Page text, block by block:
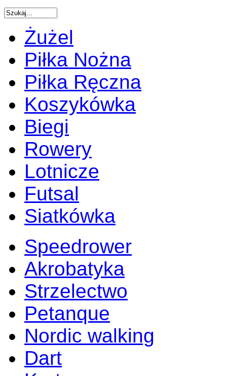
Żużel
Piłka Nożna
Piłka Ręczna
Koszykówka
Biegi
Rowery
Lotnicze
Futsal
Siatkówka
Speedrower
Akrobatyka
Strzelectwo
Petanque
Nordic walking
Dart